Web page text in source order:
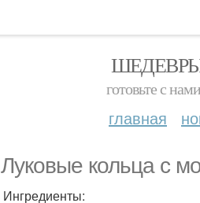
готовьте с
главная
Луковые кольца с
Ингредиенты: